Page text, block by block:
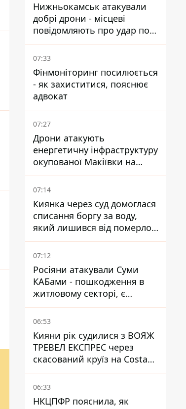
Нижньокамськ атакували
добрі дрони - місцеві
повідомляють про удар по
НПЗ
07:33
Фінмоніторинг посилюється
- як захиститися, пояснює
адвокат
07:27
Дрони атакують
енергетичну інфраструктуру
окупованої Макіївки на
Донеччині
07:14
Киянка через суд домоглася
списання боргу за воду,
який лишився від померлої
матері
07:12
Росіяни атакували Суми
КАБами - пошкодження в
житловому секторі, є
постраждалі
06:53
Кияни рік судилися з ВОЯЖ
ТРЕВЕЛ ЕКСПРЕС через
скасований круїз на Costa
Firenze - що вирішив суд
06:33
НКЦПФР пояснила, як